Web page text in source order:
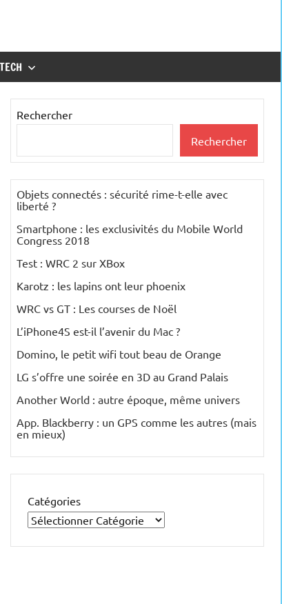
Rechercher
Rechercher
Objets connectés : sécurité rime-t-elle avec
liberté ?
Smartphone : les exclusivités du Mobile World
Congress 2018
Test : WRC 2 sur XBox
Karotz : les lapins ont leur phoenix
WRC vs GT : Les courses de Noël
L’iPhone4S est-il l’avenir du Mac ?
Domino, le petit wifi tout beau de Orange
LG s’offre une soirée en 3D au Grand Palais
Another World : autre époque, même univers
App. Blackberry : un GPS comme les autres (mais
en mieux)
Catégories